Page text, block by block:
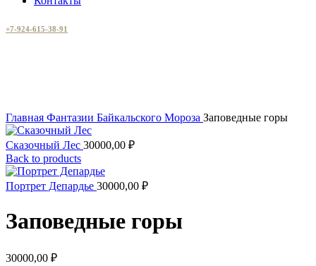
+7-924-615-38-91
Главная Фантазии Байкальского Мороза Заповедные горы
Сказочный Лес 30000,00 ₽
Back to products
Портрет Депардье 30000,00 ₽
Заповедные горы
30000,00 ₽